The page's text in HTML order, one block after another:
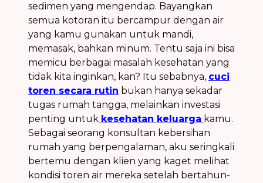
sedimen yang mengendap. Bayangkan
semua kotoran itu bercampur dengan air
yang kamu gunakan untuk mandi,
memasak, bahkan minum. Tentu saja ini bisa
memicu berbagai masalah kesehatan yang
tidak kita inginkan, kan? Itu sebabnya, cuci
toren secara rutin bukan hanya sekadar
tugas rumah tangga, melainkan investasi
penting untuk kesehatan keluarga kamu.
Sebagai seorang konsultan kebersihan
rumah yang berpengalaman, aku seringkali
bertemu dengan klien yang kaget melihat
kondisi toren air mereka setelah bertahun-